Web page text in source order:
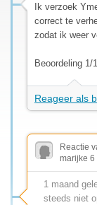
Ik verzoek
correct te
zodat ik weer
Beoordeling 1/
Reageer als
Reactie
marijke 6
1 maand
steeds niet